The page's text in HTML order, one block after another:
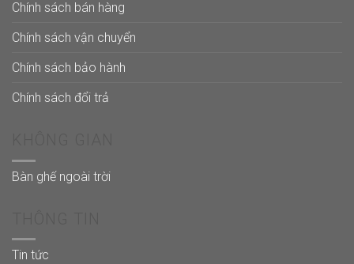
Chính sách bán hàng
Chính sách vận chuyển
Chính sách bảo hành
Chính sách đổi trả
Bàn ghế ngoài trời
Tin tức